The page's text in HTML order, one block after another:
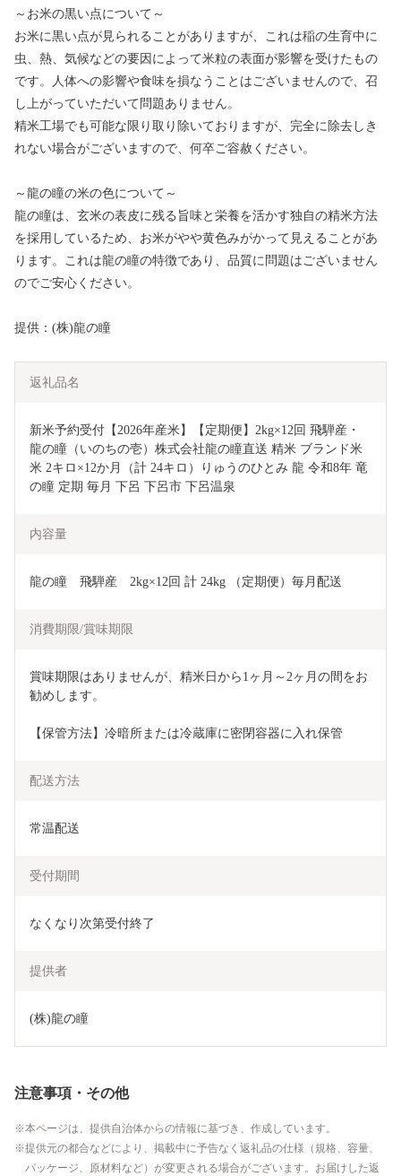
～お米の黒い点について～
お米に黒い点が見られることがありますが、これは稲の生育中に
虫、熱、気候などの要因によって米粒の表面が影響を受けたもの
です。人体への影響や食味を損なうことはございませんので、召
し上がっていただいて問題ありません。
精米工場でも可能な限り取り除いておりますが、完全に除去しき
れない場合がございますので、何卒ご容赦ください。
～龍の瞳の米の色について～
龍の瞳は、玄米の表皮に残る旨味と栄養を活かす独自の精米方法
を採用しているため、お米がやや黄色みがかって見えることがあ
ります。これは龍の瞳の特徴であり、品質に問題はございません
のでご安心ください。
提供：(株)龍の瞳
返礼品名
新米予約受付【2026年産米】【定期便】2kg×12回 飛騨産・
龍の瞳（いのちの壱）株式会社龍の瞳直送 精米 ブランド米
米 2キロ×12か月（計 24キロ）りゅうのひとみ 龍 令和8年 竜
の瞳 定期 毎月 下呂 下呂市 下呂温泉
内容量
龍の瞳　飛騨産　2kg×12回 計 24kg （定期便）毎月配送
消費期限/賞味期限
賞味期限はありませんが、精米日から1ヶ月～2ヶ月の間をお
勧めします。
【保管方法】冷暗所または冷蔵庫に密閉容器に入れ保管
配送方法
常温配送
受付期間
なくなり次第受付終了
提供者
(株)龍の瞳
注意事項・その他
本ページは、提供自治体からの情報に基づき、作成しています。
提供元の都合などにより、掲載中に予告なく返礼品の仕様（規格、容量、
パッケージ、原材料など）が変更される場合がございます。お届けした返